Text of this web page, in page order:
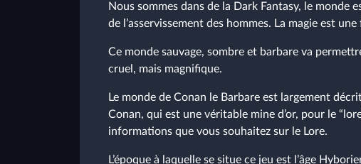
Nous sommes dans de la Dark Fantasy, le
de l’asservissement des hommes. La magie est
Ce monde sauvage, sombre et barbare va
cruel, mais magnifique.
Le monde de Conan le Barbare est largement
Conan, qui est une véritable mine d’or, pour le
informations que vous souhaitez sur le Lore.
L’époque à laquelle se situe ce jeu est l’âge